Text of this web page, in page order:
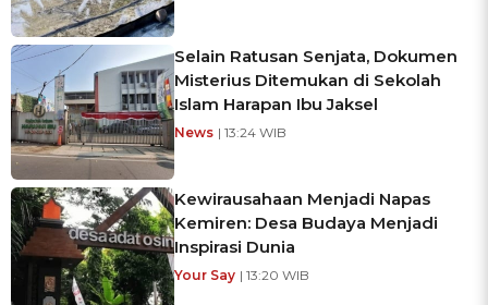
Selain Ratusan Senjata, Dokumen
Misterius Ditemukan di Sekolah
Islam Harapan Ibu Jaksel
News | 13:24 WIB
Kewirausahaan Menjadi Napas
Kemiren: Desa Budaya Menjadi
Inspirasi Dunia
Your Say | 13:20 WIB